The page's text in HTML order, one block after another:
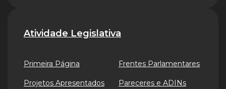
Atividade Legislativa
Primeira Página
Projetos Apresentados
Frentes Parlamentares
Pareceres e ADINs